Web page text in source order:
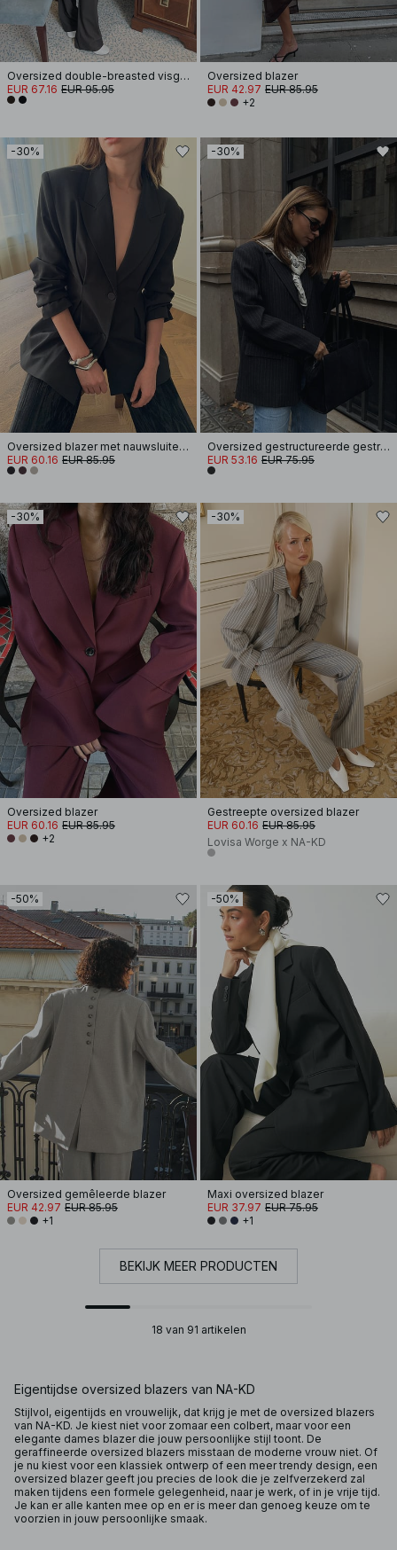
Oversized double-breasted visgraatblazer
EUR 67.16 EUR 95.95
Oversized blazer
EUR 42.97 EUR 85.95
+2
-30%
Oversized blazer met nauwsluitende taille
EUR 60.16 EUR 85.95
-30%
Oversized gestructureerde gestreepte blazer
EUR 53.16 EUR 75.95
-30%
Oversized blazer
EUR 60.16 EUR 85.95
+2
-30%
Gestreepte oversized blazer
EUR 60.16 EUR 85.95
Lovisa Worge x NA-KD
-50%
Oversized gemêleerde blazer
EUR 42.97 EUR 85.95
+1
-50%
Maxi oversized blazer
EUR 37.97 EUR 75.95
+1
BEKIJK MEER PRODUCTEN
18 van 91 artikelen
Eigentijdse oversized blazers van NA-KD
Stijlvol, eigentijds en vrouwelijk, dat krijg je met de oversized blazers
van NA-KD. Je kiest niet voor zomaar een colbert, maar voor een
elegante dames blazer die jouw persoonlijke stijl toont. De
geraffineerde oversized blazers misstaan de moderne vrouw niet. Of
je nu kiest voor een klassiek ontwerp of een meer trendy design, een
oversized blazer geeft jou precies de look die je zelfverzekerd zal
maken tijdens een formele gelegenheid, naar je werk, of in je vrije tijd.
Je kan er alle kanten mee op en er is meer dan genoeg keuze om te
voorzien in jouw persoonlijke smaak.